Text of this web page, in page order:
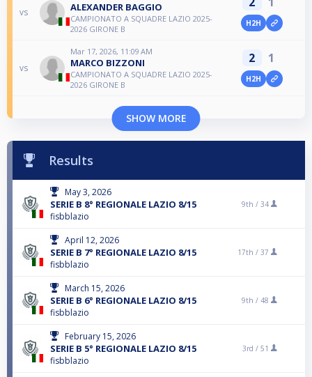
vs ALEXANDER BAGGIO
CAMPIONATO A SQUADRE LAZIO 2025-
2026 GIRONE B
H2H
vs
Mar 17, 2026, 11:09 AM
MARCO BIZZONI
CAMPIONATO A SQUADRE LAZIO 2025-
2026 GIRONE B
2 1
H2H
SHOW MORE
Results
May 3, 2026
SERIE B 8° REGIONALE LAZIO 8/15
fisbblazio
9th / 34
April 12, 2026
SERIE B 7° REGIONALE LAZIO 8/15
fisbblazio
17th / 37
March 15, 2026
SERIE B 6° REGIONALE LAZIO 8/15
fisbblazio
9th / 48
February 15, 2026
SERIE B 5° REGIONALE LAZIO 8/15
fisbblazio
3rd / 51